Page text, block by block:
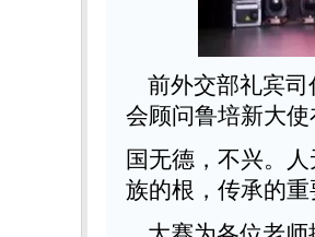
前外交部礼宾司
会顾问鲁培新大
国无德，不兴。
族的根，传承的